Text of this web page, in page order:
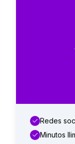
Redes
Minutos